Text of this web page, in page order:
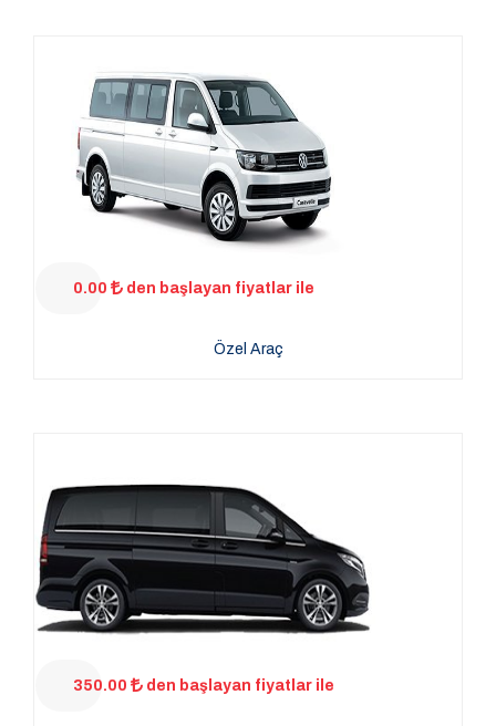
0.00 den başlayan fiyatlar ile
Özel Araç
350.00 den başlayan fiyatlar ile